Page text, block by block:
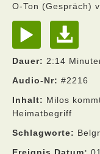
O-Ton (Gespräch)
Dauer: 2:14
Audio-Nr: #2216
Inhalt: Milos
Heimatbegriff
Schlagworte: